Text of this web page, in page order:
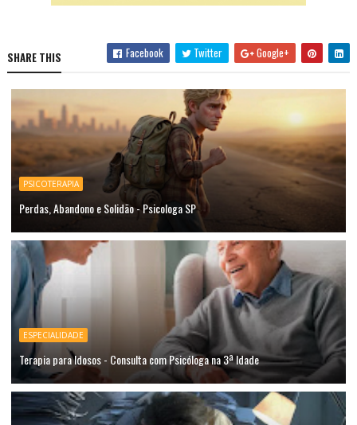
SHARE THIS Facebook Twitter Google+
PSICOTERAPIA
Perdas, Abandono e Solidão - Psicologa SP
ESPECIALIDADE
Terapia para Idosos - Consulta com Psicóloga na 3ª Idade